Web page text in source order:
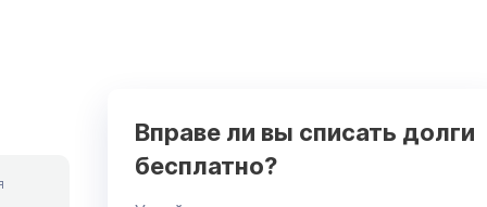
Вправе ли вы списать долги
бесплатно?